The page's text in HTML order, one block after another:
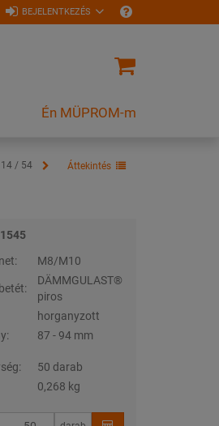
BEJELENTKEZÉS
Én MÜPROM-m
14 / 54 Áttekintés
M8/M10
DÄMMGULAST®
piros
horganyzott
87 - 94 mm
50 darab
0,268 kg